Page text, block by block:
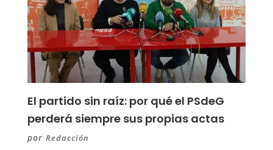
El partido sin raíz: por qué el PSdeG
perderá siempre sus propias actas
por Redacción